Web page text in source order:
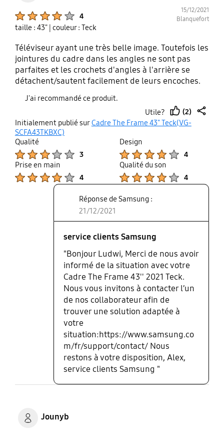
4
15/12/2021
Blanquefort
taille : 43" | couleur : Teck
Téléviseur ayant une très belle image. Toutefois les
jointures du cadre dans les angles ne sont pas
parfaites et les crochets d'angles à l'arrière se
détachent/sautent facilement de leurs encoches.
Je suis obligé de les maintenir avec du ruban
adhésif ! A revoir.
J'ai recommandé ce produit.
Utile?
thumb
(2)
Initialement publié surCadre The Frame 43" Teck(VG-
SCFA43TKBXC)
Qualité
3
Design
4
Prise en main
4
Qualité du son
4
Réponse de Samsung :
21/12/2021
service clients Samsung
"Bonjour Ludwi, Merci de nous avoir
informé de la situation avec votre
Cadre The Frame 43'' 2021 Teck.
Nous vous invitons à contacter l’un
de nos collaborateur afin de
trouver une solution adaptée à
votre
situation:https://www.samsung.co
m/fr/support/contact/ Nous
restons à votre disposition, Alex,
service clients Samsung "
Jounyb